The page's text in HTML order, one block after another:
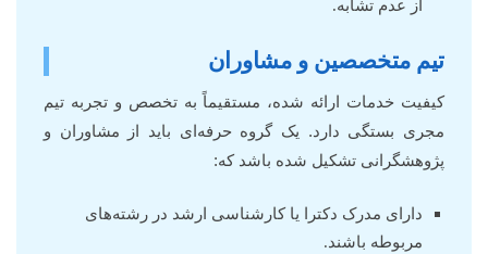
از عدم تشابه.
تیم متخصصین و مشاوران
کیفیت خدمات ارائه شده، مستقیماً به تخصص و تجربه تیم
مجری بستگی دارد. یک گروه حرفه‌ای باید از مشاوران و
پژوهشگرانی تشکیل شده باشد که:
دارای مدرک دکترا یا کارشناسی ارشد در رشته‌های
مربوطه باشند.